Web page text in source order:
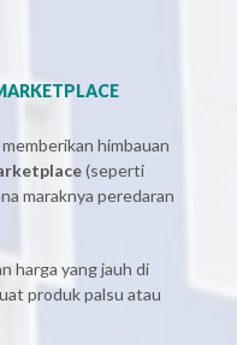
himbauan
(seperti
maraknya peredaran
harga yang jauh di
produk palsu atau